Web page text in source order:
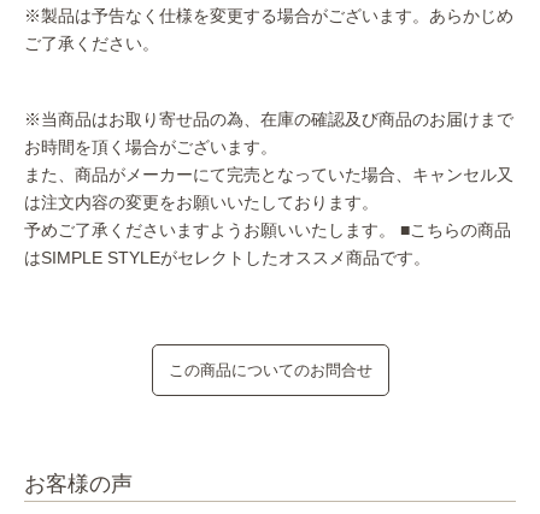
※製品は予告なく仕様を変更する場合がございます。あらかじめ
ご了承ください。
※当商品はお取り寄せ品の為、在庫の確認及び商品のお届けまで
お時間を頂く場合がございます。
また、商品がメーカーにて完売となっていた場合、キャンセル又
は注文内容の変更をお願いいたしております。
予めご了承くださいますようお願いいたします。 ■こちらの商品
はSIMPLE STYLEがセレクトしたオススメ商品です。
この商品についてのお問合せ
お客様の声